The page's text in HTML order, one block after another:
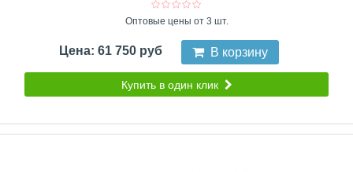
Оптовые цены от 3 шт.
Цена: 61 750 руб В корзину
Купить в один клик